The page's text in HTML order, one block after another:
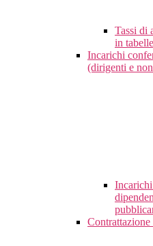
Tassi di
in
Incarichi
(dirigenti e